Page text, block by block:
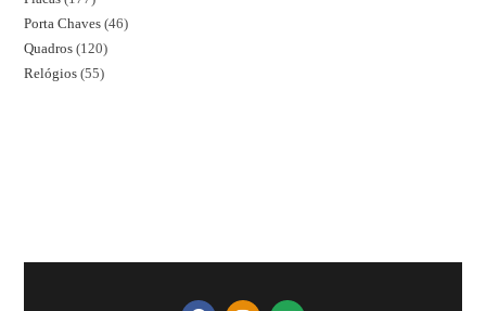
Porta Chaves 46
Quadros 120
Relógios 55